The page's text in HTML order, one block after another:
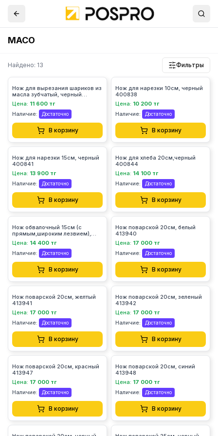
MACO
Найдено: 13 Фильтры
Нож для вырезания шариков из
масла зубчатый, черный
433647
Цена: 11 600 тг
Наличие:
Достаточно
В корзину
Нож для нарезки 10см, черный
400838
Цена: 10 200 тг
Наличие:
Достаточно
В корзину
Нож для нарезки 15см, черный
400841
Цена: 13 900 тг
Наличие:
Достаточно
В корзину
Нож для хлеба 20см,черный
400844
Цена: 14 100 тг
Наличие:
Достаточно
В корзину
Нож обвалочный 15см (с
прямым,широким лезвием),
черный 413995
Цена: 14 400 тг
Наличие:
Достаточно
В корзину
Нож поварской 20см, белый
413940
Цена: 17 000 тг
Наличие:
Достаточно
В корзину
Нож поварской 20см, желтый
413941
Цена: 17 000 тг
Наличие:
Достаточно
В корзину
Нож поварской 20см, зеленый
413942
Цена: 17 000 тг
Наличие:
Достаточно
В корзину
Нож поварской 20см, красный
413947
Цена: 17 000 тг
Наличие:
Достаточно
В корзину
Нож поварской 20см, синий
413948
Цена: 17 000 тг
Наличие:
Достаточно
В корзину